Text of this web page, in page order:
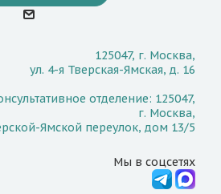
125047, г. Москва,
ул. 4-я Тверская-Ямская, д. 16
отделение: 125047,
г. Москва,
Ямской переулок, дом 13/5
Мы в соцсетях